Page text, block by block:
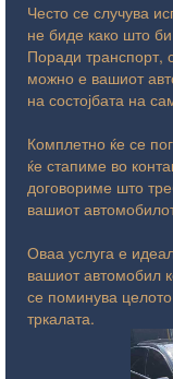
Често се случува
не биде како што
Поради
можно е вашиот
на состојбата на
Комплетно ќе се
ќе стапиме во
договориме што
вашиот
Оваа услуга е
вашиот автомобил
се поминува
тркалата.